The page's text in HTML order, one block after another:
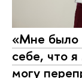
«Мне было
себе, что
могу